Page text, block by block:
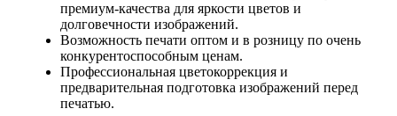
премиум-качества для яркости цветов и
долговечности изображений.
Возможность печати оптом и в розницу по очень
конкурентоспособным ценам.
Профессиональная цветокоррекция и
предварительная подготовка изображений перед
печатью.